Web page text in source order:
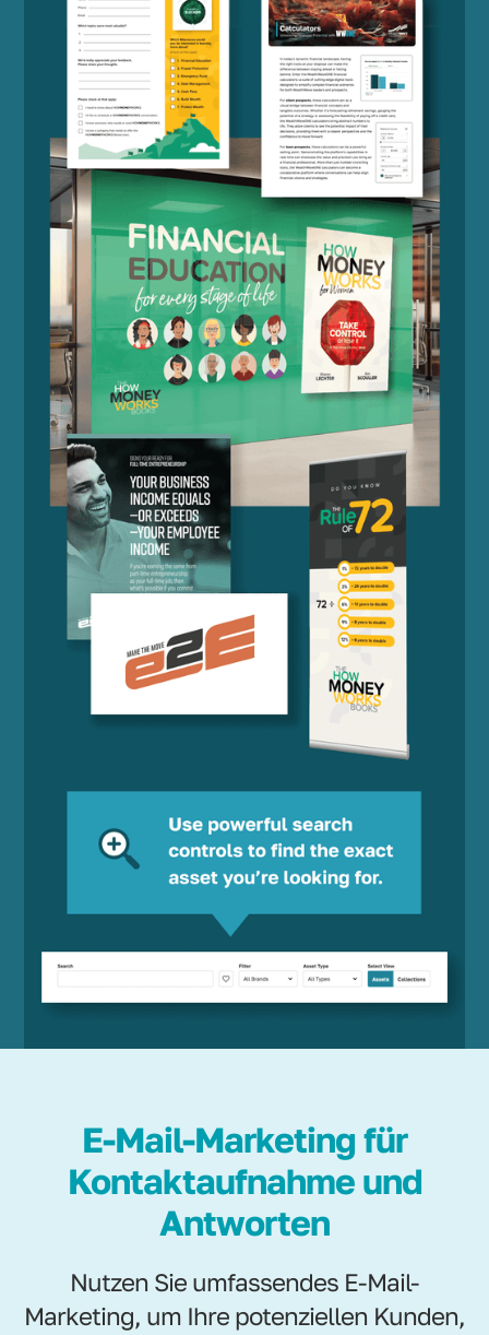
E-Mail-Marketing für
Kontaktaufnahme und
Antworten
Nutzen Sie umfassendes E-Mail-
Marketing, um Ihre potenziellen Kunden,